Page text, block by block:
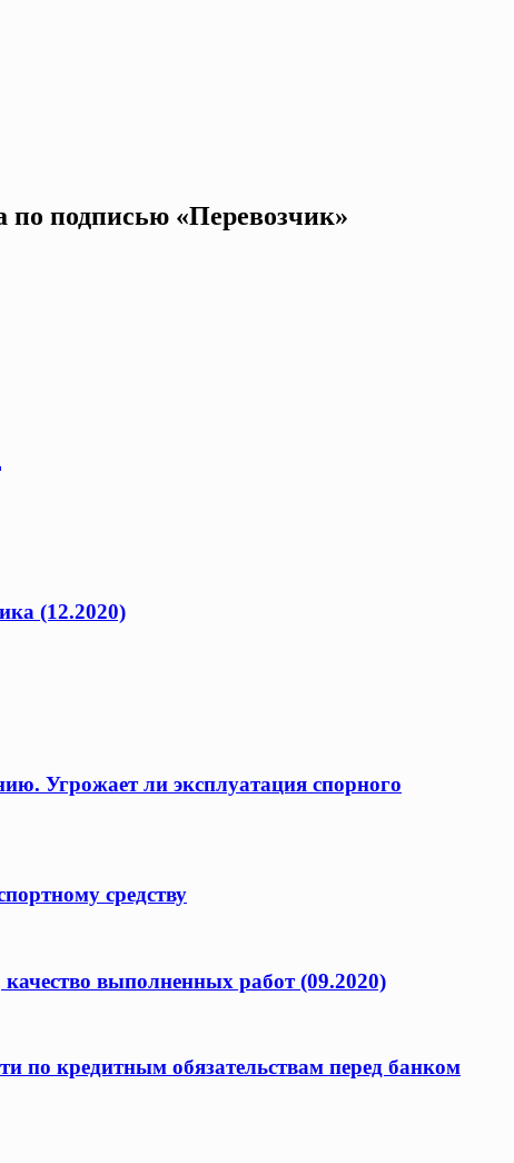
по подписью «Перевозчик»
(12.2020)
Угрожает ли эксплуатация спорного
средству
выполненных работ (09.2020)
по кредитным обязательствам перед банком